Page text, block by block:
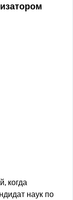
когда
наук по